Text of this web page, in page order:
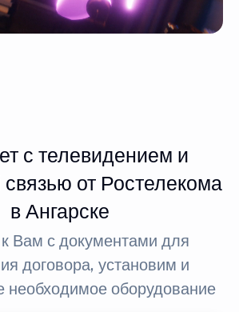
с телевидением и
от Ростелекома
в Ангарске
Вам с документами для
договора, установим и
необходимое оборудование